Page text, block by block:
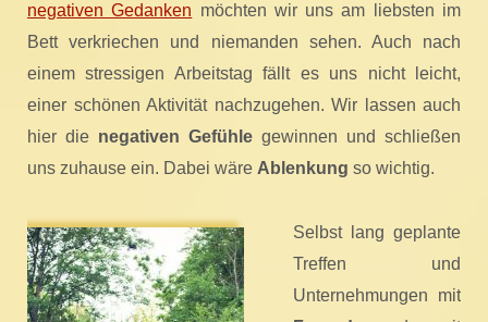
negativen Gedanken möchten wir uns am liebsten im
Bett verkriechen und niemanden sehen. Auch nach
einem stressigen Arbeitstag fällt es uns nicht leicht,
einer schönen Aktivität nachzugehen. Wir lassen auch
hier die negativen Gefühle gewinnen und schließen
uns zuhause ein. Dabei wäre Ablenkung so wichtig.
Selbst lang geplante
Treffen und
Unternehmungen mit